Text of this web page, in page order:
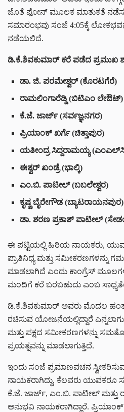
ಜೊತೆ ಫೋನ್ ಮೂಲಕ ಮಾತುಕತೆ
ಸಮಾರಂಭವು ಸಂಜೆ 4:05ಕ್ಕೆ
ನಡೆಯಲಿದೆ.
ಡಿ.ಕೆ.ಶಿವಕುಮಾರ್ ಕರೆ ಪಡೆದ ಪ್ರಮುಖ
ಡಾ. ಜಿ. ಪರಮೇಶ್ವರ್(ಕೊರಟಗೆರೆ)
ರಾಮಲಿಂಗಾರೆಡ್ಡಿ (ಬಿಟಿಎಂ ಲೇಔಟ್)
ಕೆ.ಜೆ. ಜಾರ್ಜ್(ಸರ್ವಜ್ಞನಗರ)
ಪ್ರಿಯಾಂಕ್ ಖರ್ಗೆ(ಚಿತ್ತಾಪುರ)
ಯತೀಂದ್ರ ಸಿದ್ದರಾಮಯ್ಯ(ಎಂಎಲ್
ಈಶ್ವರ್ ಖಂಡ್ರೆ(ಭಾಲ್ಕಿ)
ಎಂ.ಬಿ. ಪಾಟೀಲ್(ಬಬಲೇಶ್ವರ)
ಕೃಷ್ಣ ಬೈರೇಗೌಡ (ಬ್ಯಾಟರಾಯನಪುರ)
ಡಾ. ಶರಣ ಪ್ರಕಾಶ್ ಪಾಟೀಲ್(
ಈ ಪಟ್ಟಿಯಲ್ಲಿ ಹಿರಿಯ ನಾಯಕರು,
ಪ್ರಾತಿನಿಧ್ಯ ಮತ್ತು ಸಮೀಕರಣಗಳನ್ನು
ಮಾಡಲಾಗಿದೆ ಎಂದು ಕಾಂಗ್ರೆಸ್
ಮಂದಿಗೆ ಕರೆ ಬರಬಹುದು ಎಂಬ
ಡಿ.ಕೆ.ಶಿವಕುಮಾರ್ ಅವರು ಮೊದಲ
ರಚಿಸುವ ಯೋಜನೆಯಲ್ಲಿದ್ದಾರೆ
ಮತ್ತು ಪಕ್ಷದ ಸಮೀಕರಣಗಳನ್ನು
ಪ್ರಯತ್ನವನ್ನು ಮಾಡಲಾಗುತ್ತಿದೆ.
ಇಂದು ಸಂಜೆ ಪ್ರಮಾಣವಚನ
ನಾಯಕರಾಗಿದ್ದು, ಕೆಲವರು ಯುವಕರೂ
ಕೆ.ಜೆ. ಜಾರ್ಜ್, ಎಂ.ಬಿ. ಪಾಟೀಲ್ ಮತ್ತು
ಅನುಭವಿ ನಾಯಕರಾಗಿದ್ದಾರೆ.